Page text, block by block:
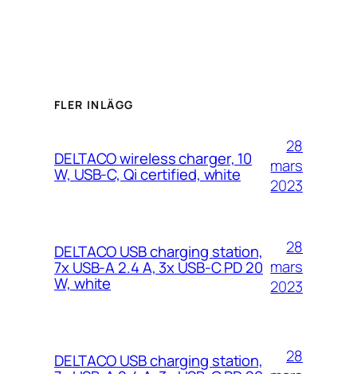
FLER INLÄGG
DELTACO wireless charger, 10
W, USB-C, Qi certified, white
28
mars
2023
DELTACO USB charging station,
7x USB-A 2.4 A, 3x USB-C PD 20
W, white
28
mars
2023
DELTACO USB charging station,
28